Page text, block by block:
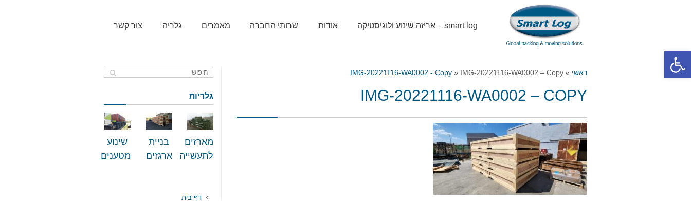
פתח סרגל נגישות
smart log – אריזה שינוע ולוגיסטיקה אודות שרותי החברה מאמרים גלריה צור קשר
ראשי »
IMG-20221116-WA0002 - Copy » IMG-20221116-WA0002 – Copy
IMG-20221116-WA0002 – COPY גלריות
מארזים
לתעשייה
בניית
ארגזים
שינוע
מטענים
דף בית